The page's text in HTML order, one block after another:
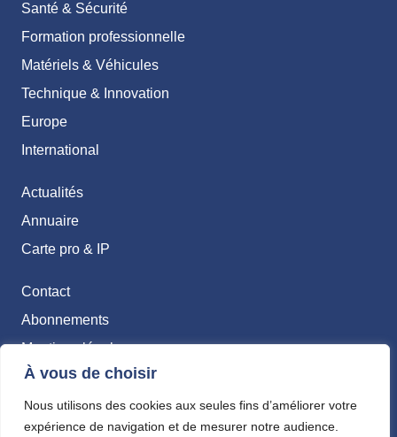
À vous de choisir
Nous utilisons des cookies aux seules fins d’améliorer votre
expérience de navigation et de mesurer notre audience.
Santé & Sécurité
Formation professionnelle
Matériels & Véhicules
Technique & Innovation
Europe
International
Actualités
Annuaire
Carte pro & IP
Contact
Abonnements
Mentions légales
Politique de confidentialité